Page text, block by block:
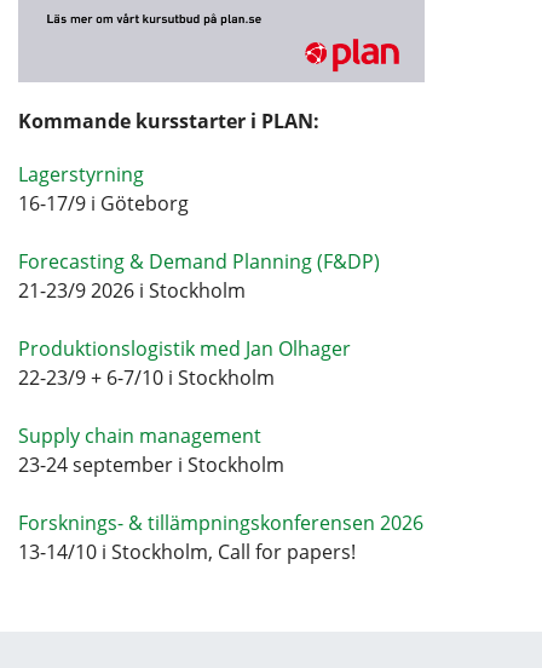
Kommande kursstarter i PLAN:
Lagerstyrning
16-17/9 i Göteborg
Forecasting & Demand Planning (F&DP)
21-23/9 2026 i Stockholm
Produktionslogistik med Jan Olhager
22-23/9 + 6-7/10 i Stockholm
Supply chain management
23-24 september i Stockholm
Forsknings- & tillämpningskonferensen 2026
13-14/10 i Stockholm, Call for papers!